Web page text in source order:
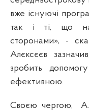
вже існуючі
так і ті, що
сторонами», -
Алєксєєв
зробить
ефективною.
Своєю чергою,